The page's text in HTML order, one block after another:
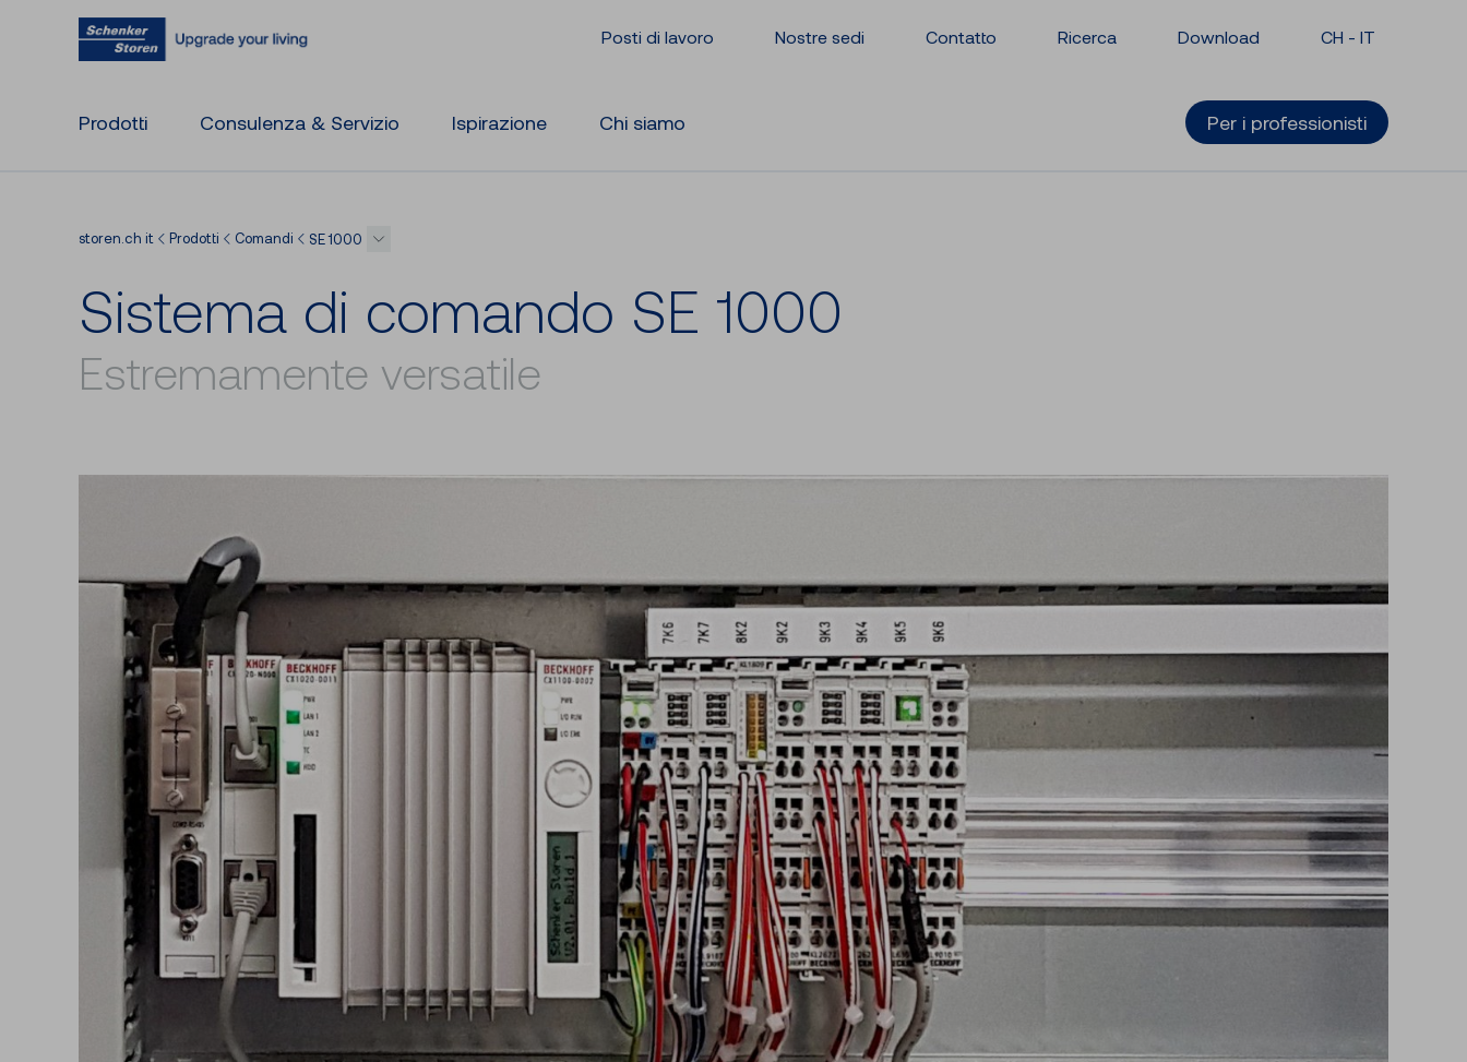
Posti di lavoro Nostre sedi Contatto Ricerca Download CH - IT
Prodotti Consulenza & Servizio Ispirazione Chi siamo Per i professionisti
storen.ch it Prodotti Comandi SE 1000
Si­ste­ma di co­man­do SE 1000
Estremamente versatile